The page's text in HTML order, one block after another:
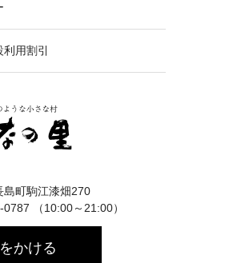
用割引
島町駒江漆畑270
（10:00～21:00）
かける